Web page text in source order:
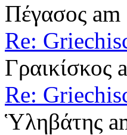
Πέγασος
Re:
Re:
Ὑληβάτης